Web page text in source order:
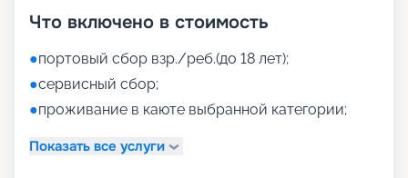
Что включено в стоимость
●портовый сбор взр./реб.(до 18 лет);
●сервисный сбор;
●проживание в каюте выбранной категории;
Показать все услуги